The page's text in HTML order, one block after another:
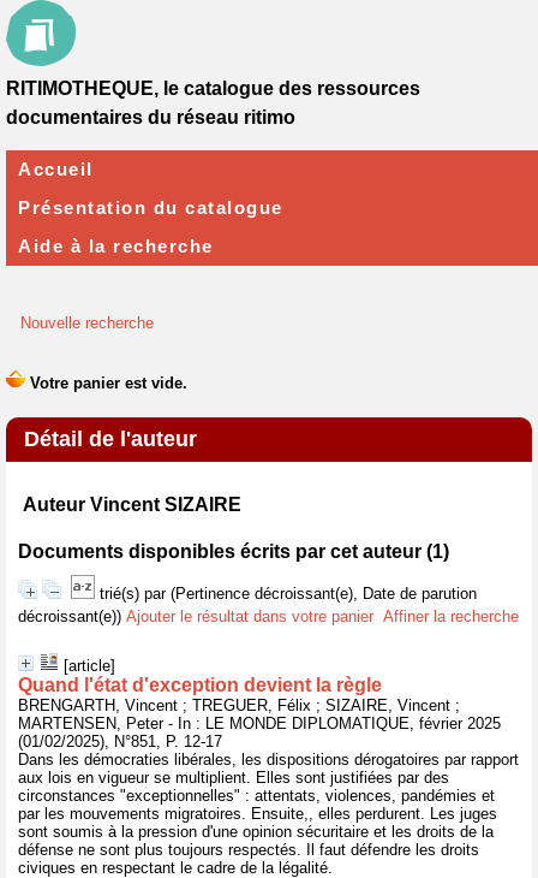
Nouvelle recherche
Détail de l'auteur
Auteur Vincent SIZAIRE
Documents disponibles écrits par cet auteur (1)
trié(s) par (Pertinence décroissant(e), Date de parution
décroissant(e)) Ajouter le résultat dans votre panier Affiner la recherche
[article]
Quand l'état d'exception devient la règle
BRENGARTH, Vincent ; TREGUER, Félix ; SIZAIRE, Vincent ;
MARTENSEN, Peter - In : LE MONDE DIPLOMATIQUE, février 2025
(01/02/2025), N°851, P. 12-17
Dans les démocraties libérales, les dispositions dérogatoires par rapport
aux lois en vigueur se multiplient. Elles sont justifiées par des
circonstances "exceptionnelles" : attentats, violences, pandémies et
par les mouvements migratoires. Ensuite,, elles perdurent. Les juges
sont soumis à la pression d'une opinion sécuritaire et les droits de la
défense ne sont plus toujours respectés. Il faut défendre les droits
civiques en respectant le cadre de la légalité.
RITIMOTHEQUE, le catalogue des ressources
documentaires du réseau ritimo
Accueil
Présentation du catalogue
Aide à la recherche